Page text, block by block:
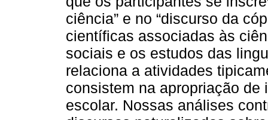
ciência” e no “discurso da
científicas associadas às
sociais e os estudos das
relaciona a atividades
consistem na apropriação
escolar. Nossas análises